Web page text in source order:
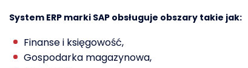
System ERP marki SAP obsługuje obszary takie jak:
Finanse i księgowość,
Gospodarka magazynowa,